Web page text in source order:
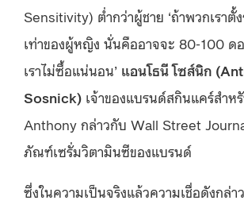
Sensitivity) ต่ำกว่าผู้ชาย ‘ถ้าพวกเราตั้
เท่าของผู้หญิง นั่นคืออาจจะ 80-100 ด
เราไม่ซื้อแน่นอน’ แอนโธนี โซส์นิก
Sosnick) เจ้าของแบรนด์สกินแคร์สำห
Anthony กล่าวกับ Wall Street
ภัณฑ์เซรั่มวิตามินซีของแบรนด์
ซึ่งในความเป็นจริงแล้วความเชื่อดังกล่า